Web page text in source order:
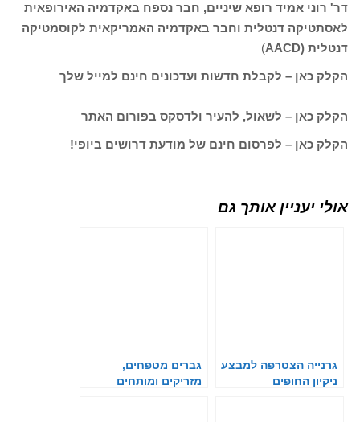
דר' רוני אמיד רופא שיניים, חבר נספח באקדמיה האירופאית
לאסתטיקה דנטלית וחבר באקדמיה האמריקאית לקוסמטיקה
דנטלית (AACD
)
הקלק כאן – לקבלת חדשות ועדכונים חינם למייל שלך
הקלק כאן – לשאול, להעיר ולדסקס בפורום האתר
הקלק כאן – לפרסום חינם של מודעת דרושים ביופי!
אולי יעניין אותך גם
גרנייה הצטרפה למבצע
ניקיון החופים
גברים מטפחים,
מזריקים ומותחים